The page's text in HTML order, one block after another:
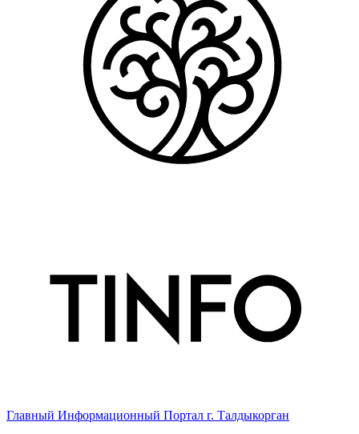
Главный Информационный Портал г. Талдыкорган